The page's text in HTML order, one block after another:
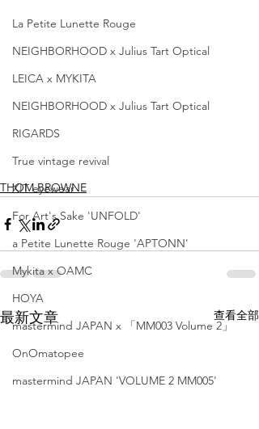
La Petite Lunette Rouge
NEIGHBORHOOD x Julius Tart Optical
LEICA x MYKITA
NEIGHBORHOOD x Julius Tart Optical
RIGARDS
True vintage revival
XIT eyewear
For Art's Sake 'UNFOLD'
a Petite Lunette Rouge 'APTONN'
Mykita x OAMC
HOYA
mastermind JAPAN x 「MM003 Volume 2」
OnOmatopee
mastermind JAPAN 'VOLUME 2 MM005'
THOM BROWNE
最新文章 查看全部